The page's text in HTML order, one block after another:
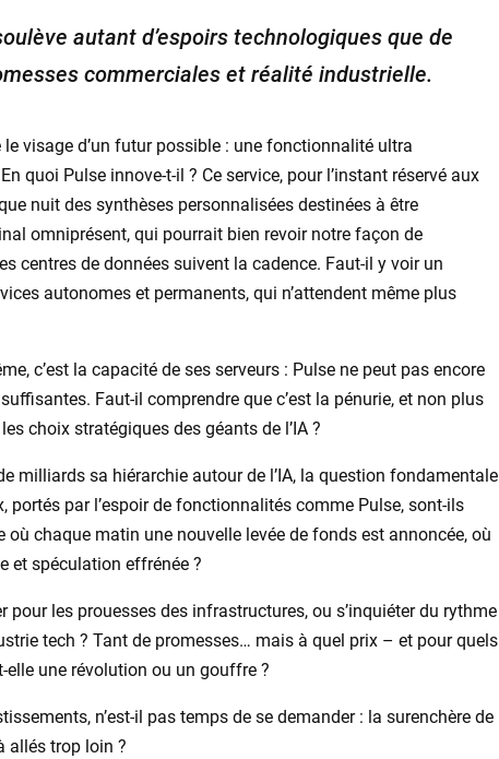
autant d’espoirs technologiques que de
commerciales et réalité industrielle.
visage d’un futur possible : une fonctionnalité ultra
quoi Pulse innove-t-il ? Ce service, pour l’instant réservé aux
nuit des synthèses personnalisées destinées à être
omniprésent, qui pourrait bien revoir notre façon de
centres de données suivent la cadence. Faut-il y voir un
autonomes et permanents, qui n’attendent même plus
c’est la capacité de ses serveurs : Pulse ne peut pas encore
Faut-il comprendre que c’est la pénurie, et non plus
choix stratégiques des géants de l’IA ?
milliards sa hiérarchie autour de l’IA, la question fondamentale
portés par l’espoir de fonctionnalités comme Pulse, sont-ils
où chaque matin une nouvelle levée de fonds est annoncée, où
et spéculation effrénée ?
pour les prouesses des infrastructures, ou s’inquiéter du rythme
tech ? Tant de promesses… mais à quel prix – et pour quels
elle une révolution ou un gouffre ?
n’est-il pas temps de se demander : la surenchère de
allés trop loin ?